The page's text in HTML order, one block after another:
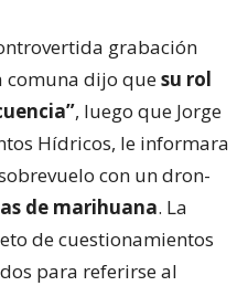
grabación
dijo quesu rol
, luego que Jorge
Hídricos, le informara
con un dron-
de marihuana. La
de cuestionamientos
para referirse al